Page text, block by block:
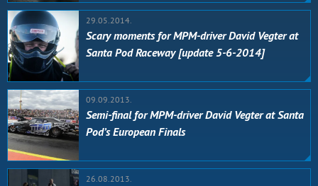
29.05.2014.
Scary moments for MPM-driver David Vegter at
Santa Pod Raceway [update 5-6-2014]
09.09.2013.
Semi-final for MPM-driver David Vegter at Santa
Pod’s European Finals
26.08.2013.